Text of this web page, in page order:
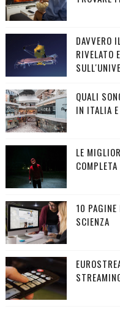
DAVVERO
RIVELATO
QUALI
IN ITALIA
LE
10 PAGINE
SCIENZA